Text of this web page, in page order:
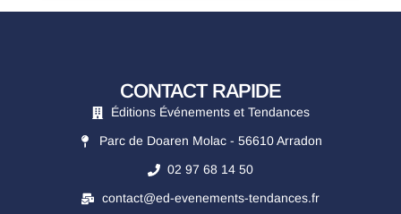
CONTACT RAPIDE
Éditions Événements et Tendances
Parc de Doaren Molac - 56610 Arradon
02 97 68 14 50
contact@ed-evenements-tendances.fr